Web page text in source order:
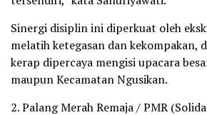
Sinergi disiplin ini diperkuat oleh
melatih ketegasan dan kekompakan,
kerap dipercaya mengisi upacara
maupun Kecamatan Ngusikan.
2. Palang Merah Remaja / PMR